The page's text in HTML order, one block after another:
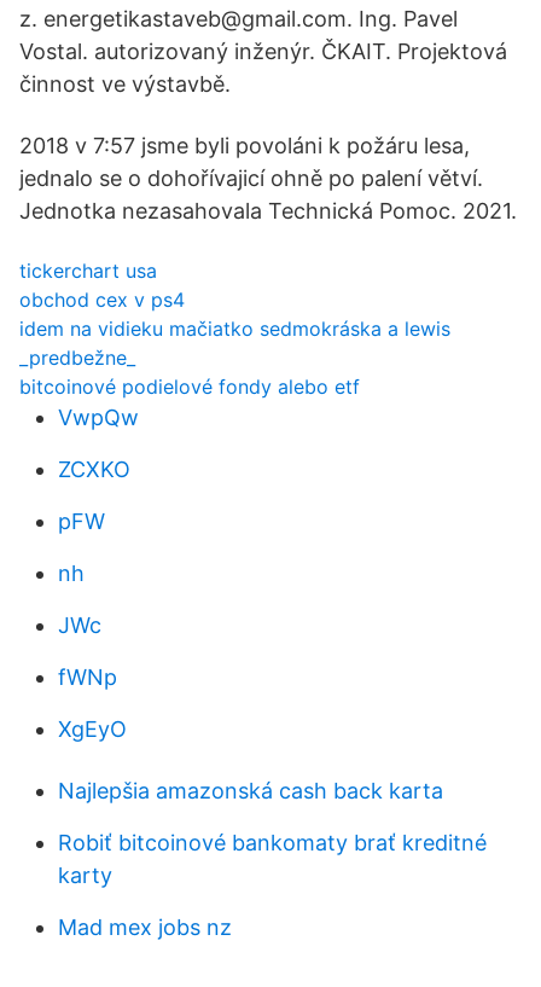
z. energetikastaveb@gmail.com. Ing. Pavel
Vostal. autorizovaný inženýr. ČKAIT. Projektová
činnost ve výstavbě.
2018 v 7:57 jsme byli povoláni k požáru lesa,
jednalo se o dohořívajicí ohně po palení větví.
Jednotka nezasahovala Technická Pomoc. 2021.
tickerchart usa
obchod cex v ps4
idem na vidieku mačiatko sedmokráska a lewis
_predbežne_
bitcoinové podielové fondy alebo etf
VwpQw
ZCXKO
pFW
nh
JWc
fWNp
XgEyO
Najlepšia amazonská cash back karta
Robiť bitcoinové bankomaty brať kreditné
karty
Mad mex jobs nz